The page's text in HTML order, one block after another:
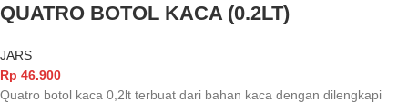
QUATRO BOTOL KACA (0.2LT)
JARS
Rp 46.900
Quatro botol kaca 0,2lt terbuat dari bahan kaca dengan dilengkapi